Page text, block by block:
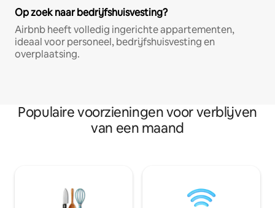
Op zoek naar bedrijfshuisvesting?
Airbnb heeft volledig ingerichte appartementen,
ideaal voor personeel, bedrijfshuisvesting en
overplaatsing.
Populaire voorzieningen voor verblijven
van een maand